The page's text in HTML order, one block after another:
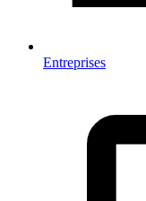
Entreprises